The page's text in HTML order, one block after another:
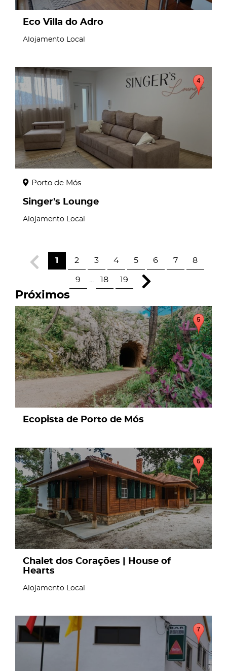
Eco Villa do Adro
Alojamento Local
page
Porto de Mós
Singer's Lounge
Alojamento Local
1 2 3 4 5 6 7 8
9 18 19
Próximos
page
Ecopista de Porto de Mós
page
Chalet dos Corações | House of
Hearts
Alojamento Local
page